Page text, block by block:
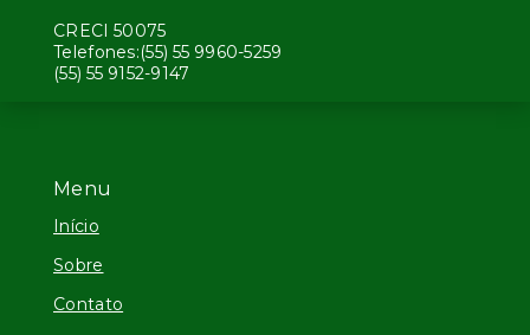
Menu
Início
Sobre
Contato
CRECI 50075
Telefones:(55) 55 9960-5259
(55) 55 9152-9147